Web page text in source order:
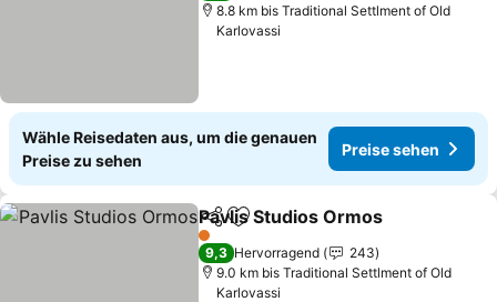
8.8 km bis Traditional Settlment of Old
Karlovassi
Wähle Reisedaten aus, um die genauen
Preise zu sehen
Preise sehen
TeilenZu Favoriten hinzufügen
Pavlis Studios Ormos
1 Sterne
9,3 Hervorragend
243
9.0 km bis Traditional Settlment of Old
Karlovassi